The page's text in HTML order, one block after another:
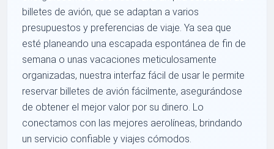
billetes de avión, que se adaptan a varios
presupuestos y preferencias de viaje. Ya sea que
esté planeando una escapada espontánea de fin de
semana o unas vacaciones meticulosamente
organizadas, nuestra interfaz fácil de usar le permite
reservar billetes de avión fácilmente, asegurándose
de obtener el mejor valor por su dinero. Lo
conectamos con las mejores aerolíneas, brindando
un servicio confiable y viajes cómodos.